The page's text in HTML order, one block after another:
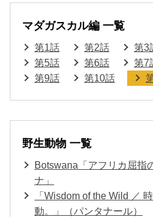
マダガスカル編 一覧
第1話 第2話 第3
第5話
第6話 第7
第9話
第10話
野生動物 一覧
Botswana「アフリカ屈指
ナ」
「Wisdom of the Wild ／
動。」（パンタナール）